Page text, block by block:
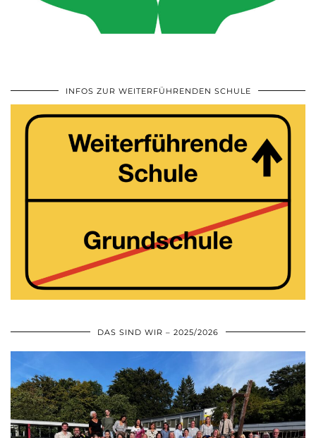
INFOS ZUR WEITERFÜHRENDEN SCHULE
DAS SIND WIR – 2025/2026